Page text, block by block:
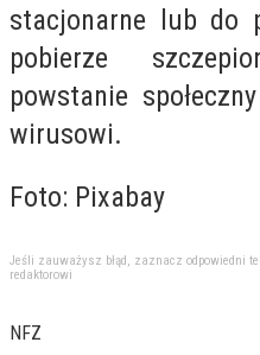
stacjonarne lub do
pobierze
powstanie
wirusowi.
Foto: Pixabay
Jeśli zauważysz błąd, zaznacz odpowiedni
redaktorowi
NFZ